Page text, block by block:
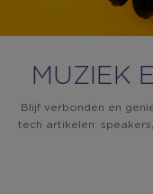
MUZIEK
Blijf verbonden en
tech artikelen: